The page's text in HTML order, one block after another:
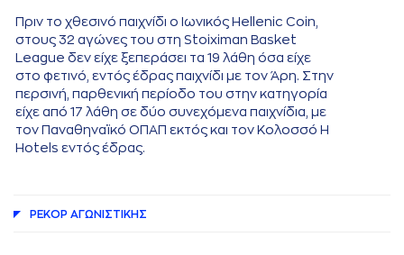
Πριν το χθεσινό παιχνίδι ο Ιωνικός Hellenic Coin,
στους 32 αγώνες του στη Stoiximan Basket
League δεν είχε ξεπεράσει τα 19 λάθη όσα είχε
στο φετινό, εντός έδρας παιχνίδι με τον Άρη. Στην
περσινή, παρθενική περίοδο του στην κατηγορία
είχε από 17 λάθη σε δύο συνεχόμενα παιχνίδια, με
τον Παναθηναϊκό ΟΠΑΠ εκτός και τον Κολοσσό H
Hotels εντός έδρας.
ΡΕΚΟΡ AΓΩΝΙΣΤΙΚΗΣ